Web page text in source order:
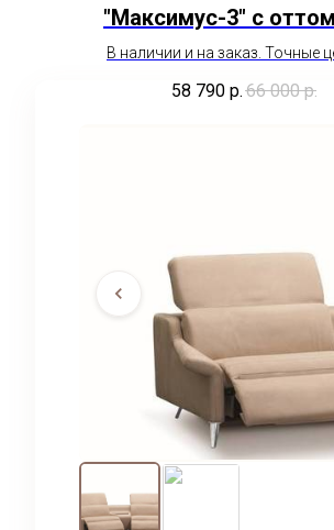
"Максимус-3" с
В наличии и на заказ. Точные
пожалуйста уточняйте у
58 790 р.66 000 р.